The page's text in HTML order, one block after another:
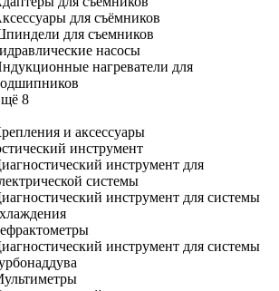
для съёмников
для съемников
насосы
нагреватели для
8
и аксессуары
инструмент
инструмент для
системы
инструмент для системы
инструмент для системы